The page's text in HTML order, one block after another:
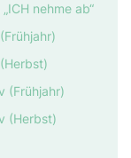
nehme ab“
(Frühjahr)
(Herbst)